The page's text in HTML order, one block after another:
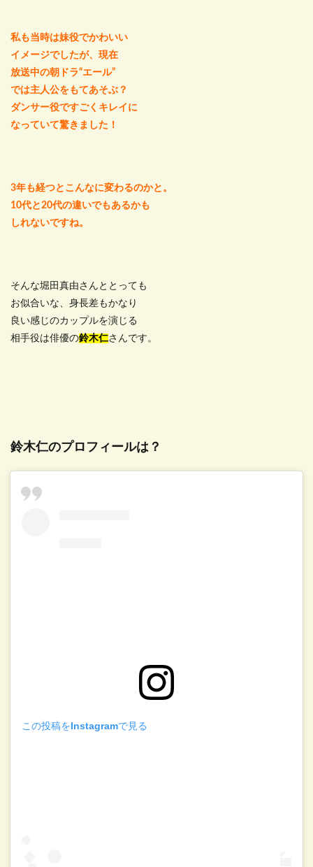
私も当時は妹役でかわいい
イメージでしたが、現在
放送中の朝ドラ“エール”
では主人公をもてあそぶ？
ダンサー役ですごくキレイに
なっていて驚きました！
3年も経つとこんなに変わるのかと。
10代と20代の違いでもあるかも
しれないですね。
そんな堀田真由さんととっても
お似合いな、身長差もかなり
良い感じのカップルを演じる
相手役は俳優の鈴木仁さんです。
鈴木仁のプロフィールは？
この投稿をInstagramで見る